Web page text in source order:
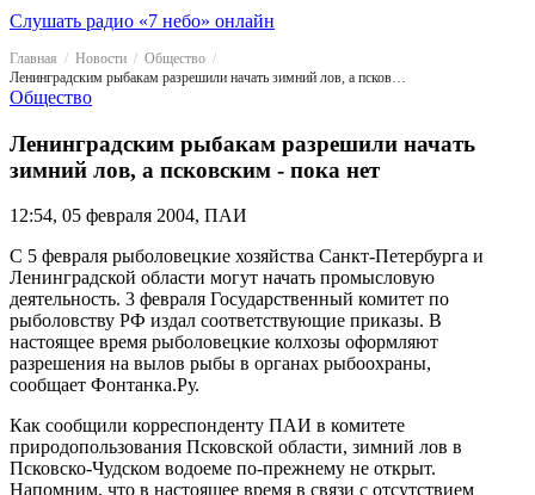
Слушать радио «7 небо» онлайн
Главная Новости
Общество
Ленинградским рыбакам разрешили начать зимний лов, а псковским - пока нет
Общество
Ленинградским рыбакам разрешили начать
зимний лов, а псковским - пока нет
12:54, 05 февраля 2004, ПАИ
С 5 февраля рыболовецкие хозяйства Санкт-Петербурга и
Ленинградской области могут начать промысловую
деятельность. 3 февраля Государственный комитет по
рыболовству РФ издал соответствующие приказы. В
настоящее время рыболовецкие колхозы оформляют
разрешения на вылов рыбы в органах рыбоохраны,
сообщает Фонтанка.Ру.
Как сообщили корреспонденту ПАИ в комитете
природопользования Псковской области, зимний лов в
Псковско-Чудском водоеме по-прежнему не открыт.
Напомним, что в настоящее время в связи с отсутствием